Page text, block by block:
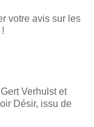
votre avis sur les
Verhulst et
Désir, issu de